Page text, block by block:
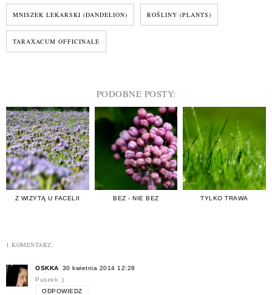
MNISZEK LEKARSKI (DANDELION) ROŚLINY (PLANTS)
TARAXACUM OFFICINALE
PODOBNE POSTY:
Z WIZYTĄ U FACELII BEZ - NIE BEZ TYLKO TRAWA
1 KOMENTARZ:
OSKKA
30 kwietnia 2014 12:28
Puszek :)
ODPOWIEDZ